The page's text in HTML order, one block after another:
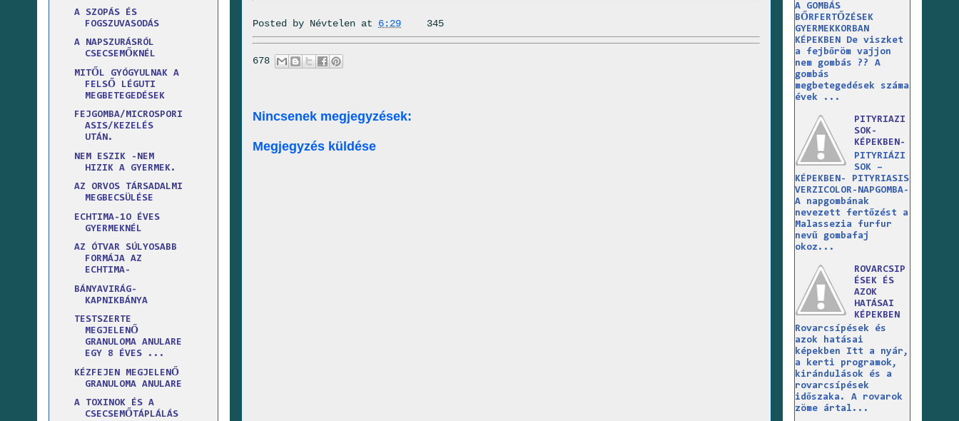
Posted by Névtelen at 6:29 345
678
Nincsenek megjegyzések:
Megjegyzés küldése
A SZOPÁS ÉS
FOGSZUVASODÁS
A NAPSZURÁSRÓL
CSECSEMŐKNÉL
MITŐL GYÓGYULNAK A
FELSŐ LÉGUTI
MEGBETEGEDÉSEK
FEJGOMBA/MICROSPORI
ASIS/KEZELÉS
UTÁN.
NEM ESZIK -NEM
HIZIK A GYERMEK.
AZ ORVOS TÁRSADALMI
MEGBECSÜLÉSE
ECHTIMA-1O ÉVES
GYERMEKNÉL
AZ ÓTVAR SÚLYOSABB
FORMÁJA AZ
ECHTIMA-
BÁNYAVIRÁG-
KAPNIKBÁNYA
TESTSZERTE
MEGJELENŐ
GRANULOMA ANULARE
EGY 8 ÉVES ...
KÉZFEJEN MEGJELENŐ
GRANULOMA ANULARE
A TOXINOK ÉS A
CSECSEMŐTÁPLÁLÁS
A GOMBÁS
BŐRFERTŐZÉSEK
GYERMEKKORBAN
KÉPEKBEN De viszket
a fejbőröm vajjon
nem gombás ?? A
gombás
megbetegedések száma
évek ...
PITYRIAZI
SOK-
KÉPEKBEN-
PITYRIÁZI
SOK –
KÉPEKBEN- PITYRIASIS
VERZICOLOR-NAPGOMBA-
A napgombának
nevezett fertőzést a
Malassezia furfur
nevű gombafaj
okoz...
ROVARCSIP
ÉSEK ÉS
AZOK
HATÁSAI
KÉPEKBEN
Rovarcsípések és
azok hatásai
képekben Itt a nyár,
a kerti programok,
kirándulások és a
rovarcsípések
időszaka. A rovarok
zöme ártal...